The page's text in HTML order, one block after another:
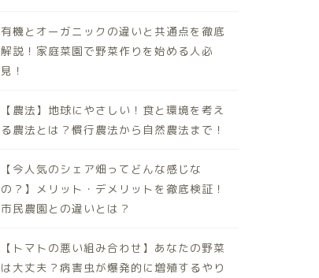
有機とオーガニックの違いと共通点を徹底
解説！家庭菜園で野菜作りを始める人必
見！
【農法】地球にやさしい！食と環境を考え
る農法とは？慣行農法から自然農法まで！
【今人気のシェア畑ってどんな感じな
の？】メリット・デメリットを徹底検証！
市民農園との違いとは？
【トマトの悪い組み合わせ】あなたの野菜
は大丈夫？病害虫が爆発的に増殖するやり